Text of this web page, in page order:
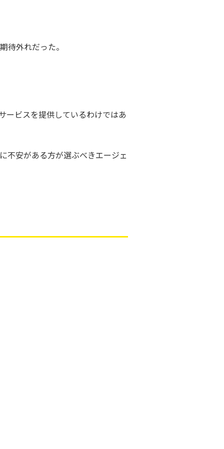
待外れだった。
ービスを提供しているわけではあ
不安がある方が選ぶべきエージェ